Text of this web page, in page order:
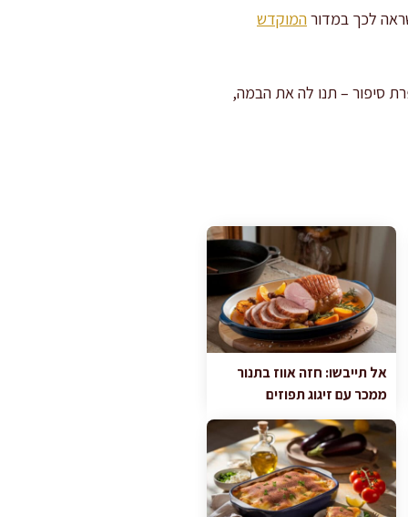
לכך במדורהמוקדש
סיפור – תנו לה את הבמה,
אל תייבשו: חזה אווז בתנור
ממכר עם זיגוג תפוזים